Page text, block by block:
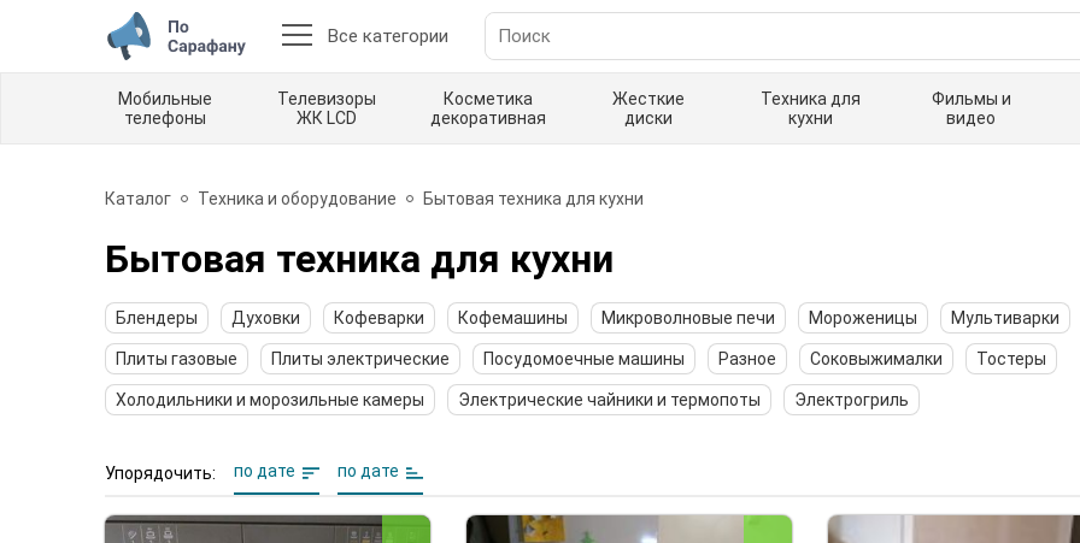
Все категории
Мобильные
телефоны
Телевизоры
ЖК LCD
Косметика
декоративная
Жесткие
диски
Техника для
кухни
Фильмы и
видео
Каталог Техника и оборудование Бытовая техника для кухни
Бытовая техника для кухни
Блендеры Духовки Кофеварки Кофемашины Микроволновые печи Мороженицы Мультиварки
Плиты газовые Плиты электрические Посудомоечные машины Разное Соковыжималки Тостеры
Холодильники и морозильные камеры Электрические чайники и термопоты Электрогриль
Упорядочить: по дате по дате